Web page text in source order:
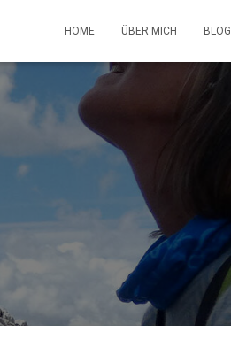
HOME ÜBER MICH BLOG